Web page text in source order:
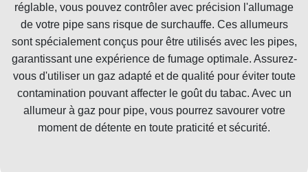
réglable, vous pouvez contrôler avec précision l'allumage
de votre pipe sans risque de surchauffe. Ces allumeurs
sont spécialement conçus pour être utilisés avec les pipes,
garantissant une expérience de fumage optimale. Assurez-
vous d'utiliser un gaz adapté et de qualité pour éviter toute
contamination pouvant affecter le goût du tabac. Avec un
allumeur à gaz pour pipe, vous pourrez savourer votre
moment de détente en toute praticité et sécurité.